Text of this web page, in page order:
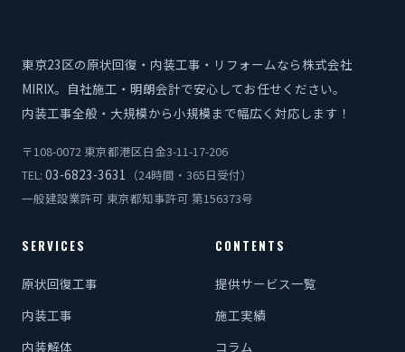
東京23区の原状回復・内装工事・リフォームなら株式会社
MIRIX。自社施工・明朗会計で安心してお任せください。
内装工事全般・大規模から小規模まで幅広く対応します！
〒108-0072 東京都港区白金3-11-17-206
TEL: 03-6823-3631 （24時間・365日受付）
一般建設業許可 東京都知事許可 第156373号
SERVICES
原状回復工事
内装工事
内装解体
CONTENTS
提供サービス一覧
施工実績
コラム